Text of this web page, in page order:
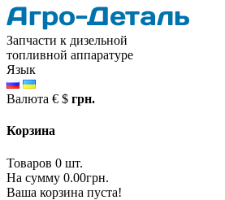
Запчасти к дизельной
топливной аппаратуре
Язык
Валюта € $ грн.
Корзина
Товаров 0 шт.
На сумму 0.00грн.
Ваша корзина пуста!